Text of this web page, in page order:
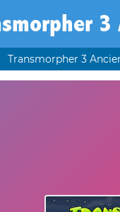
3
Transmorpher 3